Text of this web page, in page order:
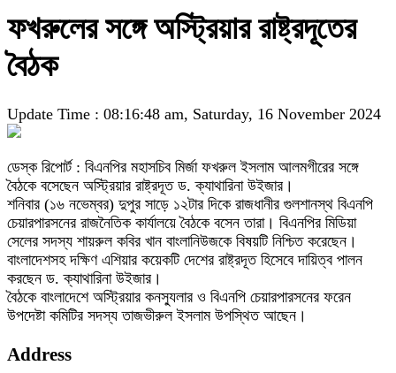
ফখরুলের সঙ্গে অস্ট্রিয়ার রাষ্ট্রদূতের
বৈঠক
Update Time : 08:16:48 am, Saturday, 16 November 2024
ডেস্ক রিপোর্ট : বিএনপির মহাসচিব মির্জা ফখরুল ইসলাম আলমগীরের সঙ্গে
বৈঠকে বসেছেন অস্ট্রিয়ার রাষ্ট্রদূত ড. ক্যাথারিনা উইজার।
শনিবার (১৬ নভেম্বর) দুপুর সাড়ে ১২টার দিকে রাজধানীর গুলশানস্থ বিএনপি
চেয়ারপারসনের রাজনৈতিক কার্যালয়ে বৈঠকে বসেন তারা। বিএনপির মিডিয়া
সেলের সদস্য শায়রুল কবির খান বাংলানিউজকে বিষয়টি নিশ্চিত করেছেন।
বাংলাদেশসহ দক্ষিণ এশিয়ার কয়েকটি দেশের রাষ্ট্রদূত হিসেবে দায়িত্ব পালন
করছেন ড. ক্যাথারিনা উইজার।
বৈঠকে বাংলাদেশে অস্ট্রিয়ার কনস্যুলার ও বিএনপি চেয়ারপারসনের ফরেন
উপদেষ্টা কমিটির সদস্য তাজভীরুল ইসলাম উপস্থিত আছেন।
Address